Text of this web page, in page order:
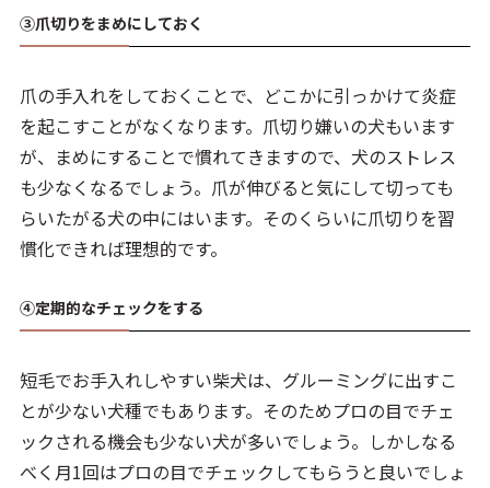
③爪切りをまめにしておく
爪の手入れをしておくことで、どこかに引っかけて炎症
を起こすことがなくなります。爪切り嫌いの犬もいます
が、まめにすることで慣れてきますので、犬のストレス
も少なくなるでしょう。爪が伸びると気にして切っても
らいたがる犬の中にはいます。そのくらいに爪切りを習
慣化できれば理想的です。
④定期的なチェックをする
短毛でお手入れしやすい柴犬は、グルーミングに出すこ
とが少ない犬種でもあります。そのためプロの目でチェ
ックされる機会も少ない犬が多いでしょう。しかしなる
べく月1回はプロの目でチェックしてもらうと良いでしょ